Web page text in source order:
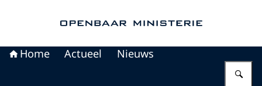
Home Actueel Nieuws